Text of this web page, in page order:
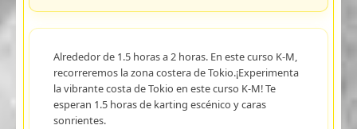
Alrededor de 1.5 horas a 2 horas. En este curso K-M,
recorreremos la zona costera de Tokio.¡Experimenta
la vibrante costa de Tokio en este curso K-M! Te
esperan 1.5 horas de karting escénico y caras
sonrientes.